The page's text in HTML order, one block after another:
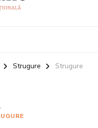
Strugure Strugure